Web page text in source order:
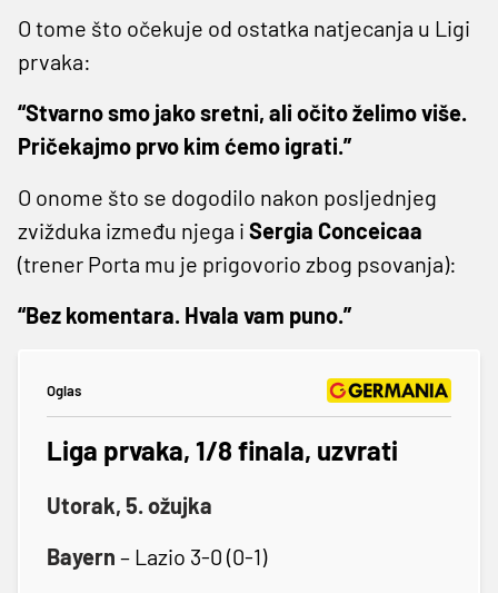
O tome što očekuje od ostatka natjecanja u Ligi
prvaka:
“Stvarno smo jako sretni, ali očito želimo više.
Pričekajmo prvo kim ćemo igrati.”
O onome što se dogodilo nakon posljednjeg
zvižduka između njega i Sergia Conceicaa
(trener Porta mu je prigovorio zbog psovanja):
“Bez komentara. Hvala vam puno.”
Oglas
Liga prvaka, 1/8 finala, uzvrati
Utorak, 5. ožujka
Bayern – Lazio 3-0 (0-1)